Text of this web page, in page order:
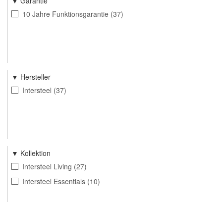
Aluminium 3
10 Jahre Funktionsgarantie 37
Hersteller
Intersteel 37
Kollektion
Intersteel Living 27
Intersteel Essentials 10